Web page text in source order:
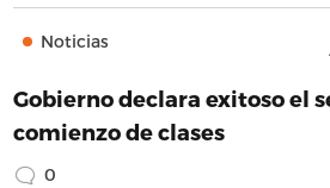
Noticias
Gobierno declara exitoso el
comienzo de clases
0